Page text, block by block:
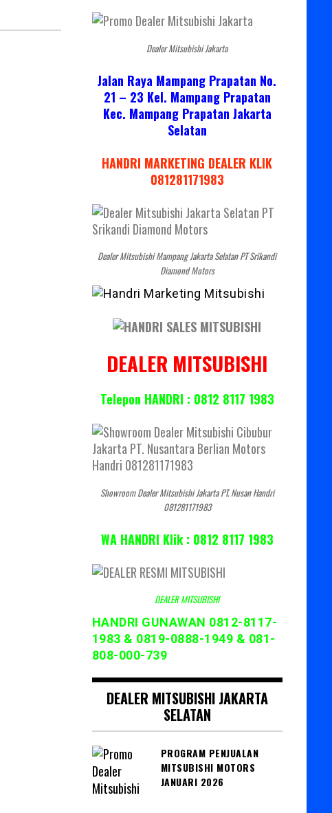
Dealer Mitsubishi Jakarta
Jalan Raya Mampang Prapatan No.
21 – 23 Kel. Mampang Prapatan
Kec. Mampang Prapatan Jakarta
Selatan
HANDRI MARKETING DEALER KLIK
081281171983
Dealer Mitsubishi Mampang Jakarta Selatan PT Srikandi
Diamond Motors
DEALER MITSUBISHI
Telepon HANDRI : 0812 8117 1983
Showroom Dealer Mitsubishi Jakarta PT. Nusan Handri
081281171983
WA HANDRI Klik : 0812 8117 1983
DEALER MITSUBISHI
HANDRI GUNAWAN 0812-8117-
1983 & 0819-0888-1949 & 081-
808-000-739
DEALER MITSUBISHI JAKARTA
SELATAN
PROGRAM PENJUALAN
MITSUBISHI MOTORS
JANUARI 2026